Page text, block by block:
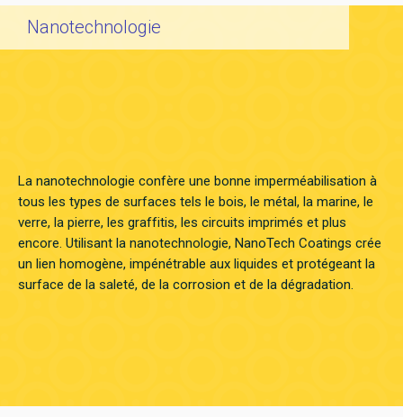
Nanotechnologie
La nanotechnologie confère une bonne imperméabilisation à
tous les types de surfaces tels le bois, le métal, la marine, le
verre, la pierre, les graffitis, les circuits imprimés et plus
encore. Utilisant la nanotechnologie, NanoTech Coatings crée
un lien homogène, impénétrable aux liquides et protégeant la
surface de la saleté, de la corrosion et de la dégradation.